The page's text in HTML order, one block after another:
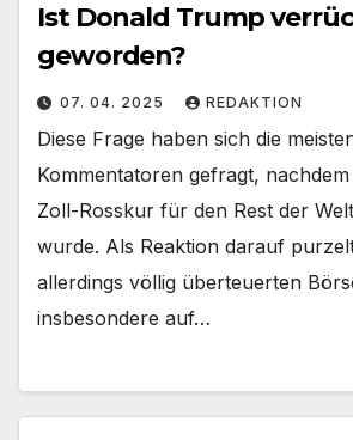
Ist Donald Trump
geworden?
07. 04. 2025 REDAKTION
Diese Frage haben sich die
Kommentatoren gefragt,
Zoll-Rosskur für den Rest der
wurde. Als Reaktion darauf
allerdings völlig überteuerten
insbesondere auf…